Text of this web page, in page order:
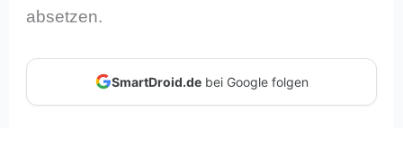
absetzen.
SmartDroid.debei Google folgen